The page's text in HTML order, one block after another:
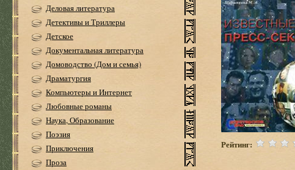
Деловая литература
Детективы и Триллеры
Детское
Документальная литература
Домоводство (Дом и семья)
Драматургия
Компьютеры и Интернет
Любовные романы
Наука, Образование
Поэзия
Приключения
Проза
Рейтинг: